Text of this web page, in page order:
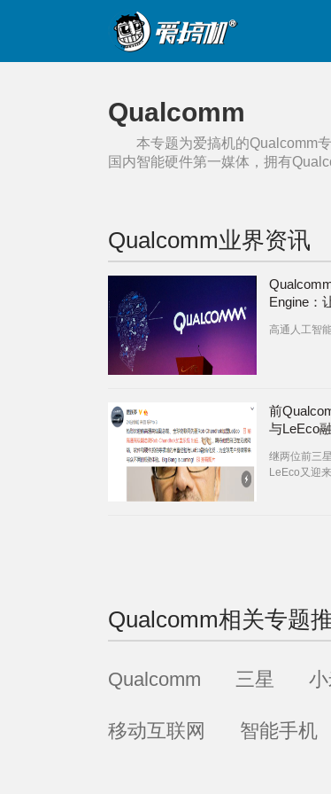
Qualcomm
本专题为爱搞机的Qualcomm
国内智能硬件第一媒体，拥有
Qualcomm业界资讯
Engine：
高通人工智
前
与LeEco
继两位前三
LeEco又迎
Qualcomm相关专题
Qualcomm 三星
移动互联网 智能手机